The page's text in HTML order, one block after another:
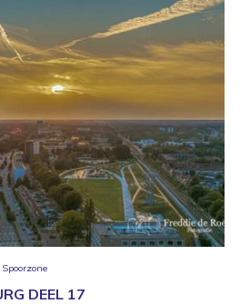
DEEL 17